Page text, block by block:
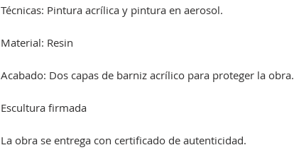
Técnicas: Pintura acrílica y pintura en aerosol.
Material: Resin
Acabado: Dos capas de barniz acrílico para proteger la obra.
Escultura firmada
La obra se entrega con certificado de autenticidad.